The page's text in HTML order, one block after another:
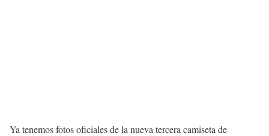
Ya tenemos fotos oficiales de la nueva tercera camiseta de